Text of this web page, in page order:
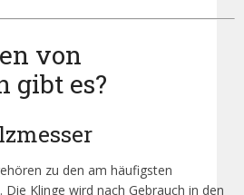
von
gibt es?
zu den am häufigsten
Klinge wird nach Gebrauch in den